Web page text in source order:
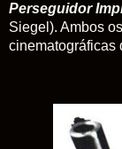
Perseguidor
Siegel). Ambos
cinematográficas